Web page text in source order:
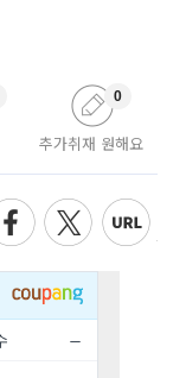
추가취재 원해요
0